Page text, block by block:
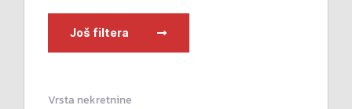
Još filtera
Vrsta nekretnine